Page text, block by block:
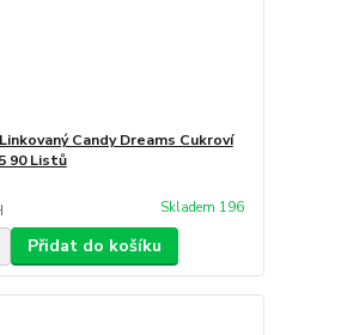
Candy Dreams Cukroví
90 Listů
Skladem 196
Přidat do košíku